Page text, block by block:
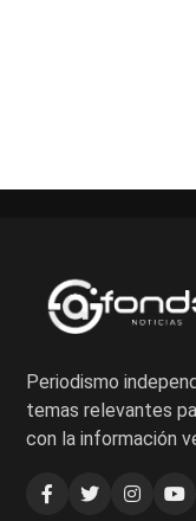
Periodismo
temas relevantes
con la información